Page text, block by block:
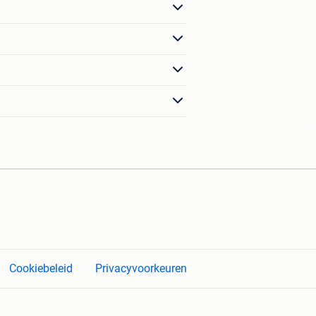
Cookiebeleid Privacyvoorkeuren